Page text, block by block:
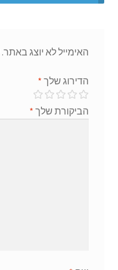
האימייל לא יוצג באתר.
הדירוג שלך *
הביקורת שלך *